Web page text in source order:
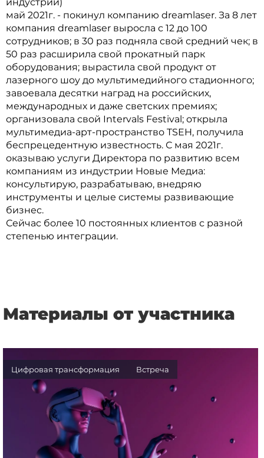
индустрии)
май 2021г. - покинул компанию dreamlaser. За 8 лет
компания dreamlaser выросла с 12 до 100
сотрудников; в 30 раз подняла свой средний чек; в
50 раз расширила свой прокатный парк
оборудования; вырастила свой продукт от
лазерного шоу до мультимедийного стадионного;
завоевала десятки наград на российских,
международных и даже светских премиях;
организовала свой Intervals Festival; открыла
мультимедиа-арт-пространство TSEH, получила
беспрецедентную известность. С мая 2021г.
оказываю услуги Директора по развитию всем
компаниям из индустрии Новые Медиа:
консультирую, разрабатываю, внедряю
инструменты и целые системы развивающие
бизнес.
Сейчас более 10 постоянных клиентов с разной
степенью интеграции.
Материалы от участника
Цифровая трансформация Встреча